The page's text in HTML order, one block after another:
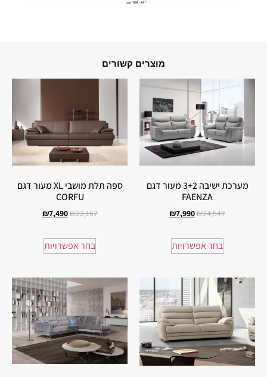
מוצרים קשורים
מערכת ישיבה 3+2 מעור דגם
FAENZA
₪24,547
₪7,990
בחר אפשרויות
ספה תלת מושבי XL מעור דגם
CORFU
₪22,167
₪7,490
בחר אפשרויות